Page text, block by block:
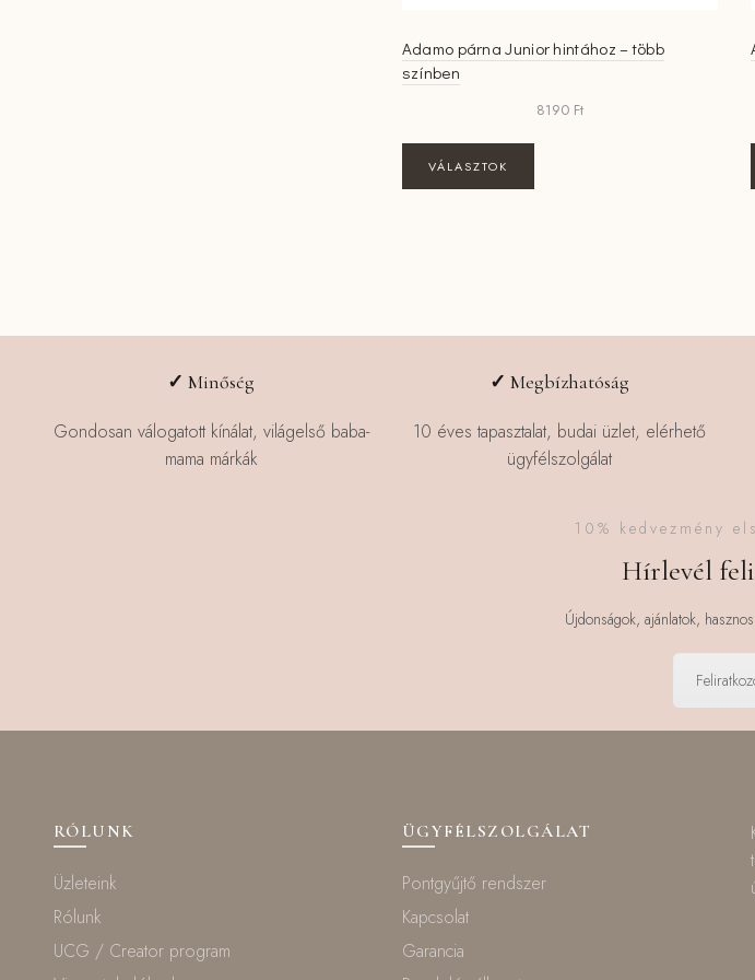
Adamo párna Junior hintához – több
színben
8190 Ft
VÁLASZTOK
termékoldalon
választhatók
ki
✓Minőség
Gondosan válogatott kínálat, világelső baba-
mama márkák
✓Megbízhatóság
10 éves tapasztalat, budai üzlet, elérhető
ügyfélszolgálat
10% kedvezmény
Hírlevél
Újdonságok, ajánlatok,
RÓLUNK
Üzleteink
Rólunk
UCG / Creator program
ÜGYFÉLSZOLGÁLAT
Pontgyűjtő rendszer
Kapcsolat
Garancia